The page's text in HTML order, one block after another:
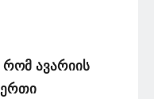
ავარიის